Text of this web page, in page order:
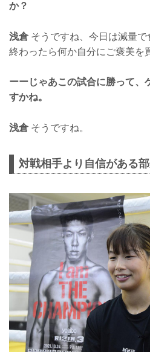
か？
浅倉そうですね、今日は減量で
終わったら何か自分にご褒美を
ーーじゃあこの試合に勝って、
すかね。
浅倉そうですね。
対戦相手より自信がある